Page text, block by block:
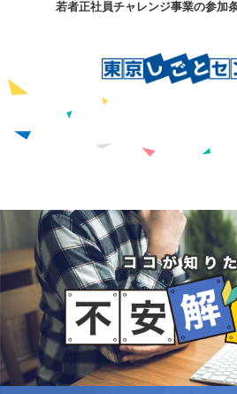
若者正社員チャレンジ事業の参加